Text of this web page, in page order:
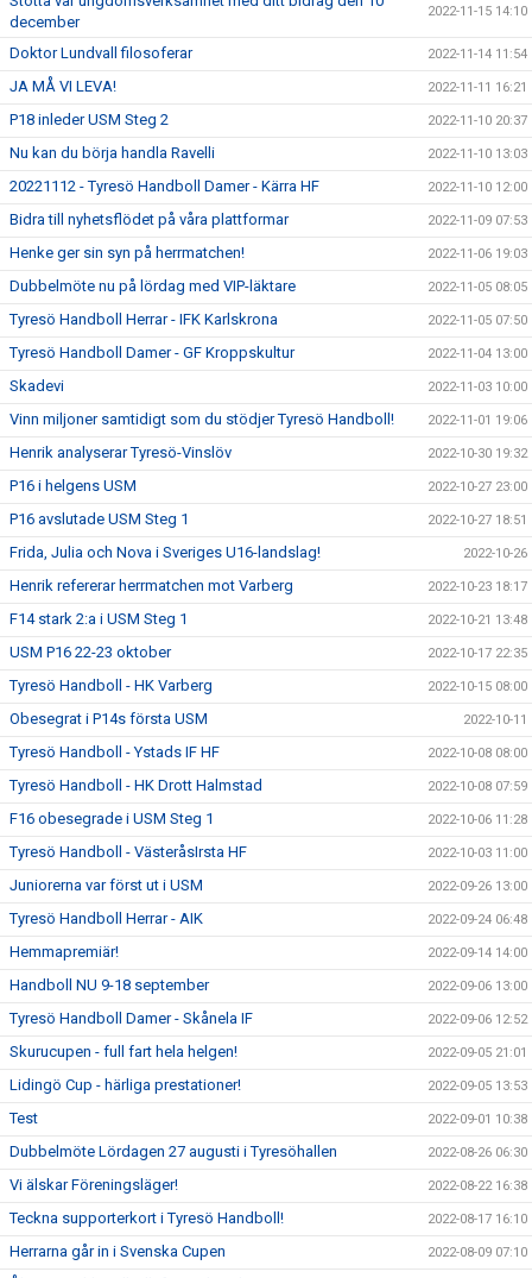
december
2022-11-15 14:10
Doktor Lundvall filosoferar 2022-11-14 11:54
JA MÅ VI LEVA! 2022-11-11 16:21
P18 inleder USM Steg 2 2022-11-10 20:37
Nu kan du börja handla Ravelli 2022-11-10 13:03
20221112 - Tyresö Handboll Damer - Kärra HF 2022-11-10 12:00
Bidra till nyhetsflödet på våra plattformar 2022-11-09 07:53
Henke ger sin syn på herrmatchen! 2022-11-06 19:03
Dubbelmöte nu på lördag med VIP-läktare 2022-11-05 08:05
Tyresö Handboll Herrar - IFK Karlskrona 2022-11-05 07:50
Tyresö Handboll Damer - GF Kroppskultur 2022-11-04 13:00
Skadevi 2022-11-03 10:00
Vinn miljoner samtidigt som du stödjer Tyresö Handboll! 2022-11-01 19:06
Henrik analyserar Tyresö-Vinslöv 2022-10-30 19:32
P16 i helgens USM 2022-10-27 23:00
P16 avslutade USM Steg 1 2022-10-27 18:51
Frida, Julia och Nova i Sveriges U16-landslag! 2022-10-26
Henrik refererar herrmatchen mot Varberg 2022-10-23 18:17
F14 stark 2:a i USM Steg 1 2022-10-21 13:48
USM P16 22-23 oktober 2022-10-17 22:35
Tyresö Handboll - HK Varberg 2022-10-15 08:00
Obesegrat i P14s första USM 2022-10-11
Tyresö Handboll - Ystads IF HF 2022-10-08 08:00
Tyresö Handboll - HK Drott Halmstad 2022-10-08 07:59
F16 obesegrade i USM Steg 1 2022-10-06 11:28
Tyresö Handboll - VästeråsIrsta HF 2022-10-03 11:00
Juniorerna var först ut i USM 2022-09-26 13:00
Tyresö Handboll Herrar - AIK 2022-09-24 06:48
Hemmapremiär! 2022-09-14 14:00
Handboll NU 9-18 september 2022-09-06 13:00
Tyresö Handboll Damer - Skånela IF 2022-09-06 12:52
Skurucupen - full fart hela helgen! 2022-09-05 21:01
Lidingö Cup - härliga prestationer! 2022-09-05 13:53
Test 2022-09-01 10:38
Dubbelmöte Lördagen 27 augusti i Tyresöhallen 2022-08-26 06:30
Vi älskar Föreningsläger! 2022-08-22 16:38
Teckna supporterkort i Tyresö Handboll! 2022-08-17 16:10
Herrarna går in i Svenska Cupen 2022-08-09 07:10